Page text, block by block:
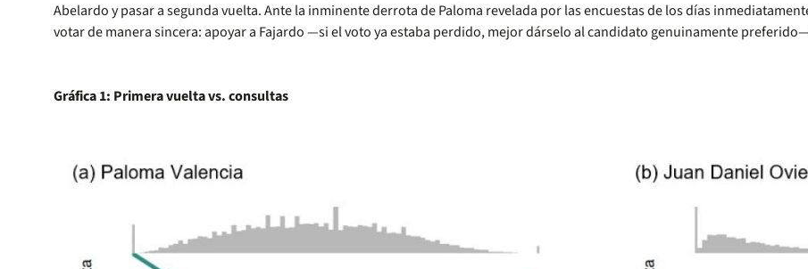
Abelardo y pasar a segunda vuelta. Ante la inminente derrota de Paloma revelada por las encuestas de los días
votar de manera sincera: apoyar a Fajardo —si el voto ya estaba perdido, mejor dárselo al candidato genuinamente
Gráfica 1: Primera vuelta vs. consultas